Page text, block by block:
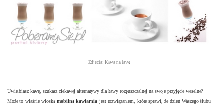
Zdjęcia: Kawa na ławę
Uwielbiasz kawę, szukasz ciekawej alternatywy dla kawy rozpuszczalnej na swoje przyjęcie weselne?
Może to właśnie włoska mobilna kawiarnia jest rozwiązaniem, które sprawi, że dzień Waszego ślubu